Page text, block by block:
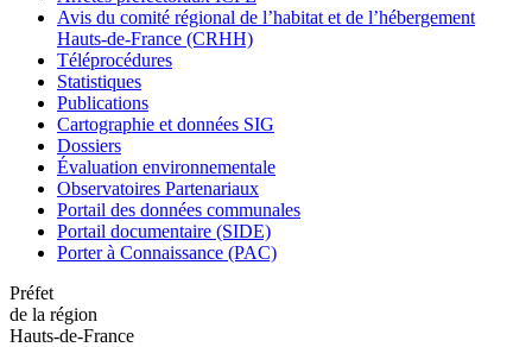
Avis du comité régional de l’habitat et de l’hébergement
Hauts-de-France (CRHH)
Téléprocédures
Statistiques
Publications
Cartographie et données SIG
Dossiers
Évaluation environnementale
Observatoires Partenariaux
Portail des données communales
Portail documentaire (SIDE)
Porter à Connaissance (PAC)
Préfet
de la région
Hauts-de-France